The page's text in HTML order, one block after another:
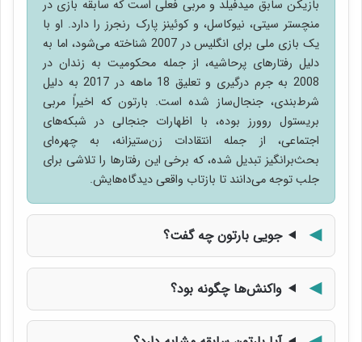
بازیکن سابق میدفیلد و مربی فعلی است که سابقه بازی در
منچستر سیتی، نیوکاسل، و کوئینز پارک رنجرز را دارد. او با
یک بازی ملی برای انگلیس در 2007 شناخته می‌شود، اما به
دلیل رفتارهای پرحاشیه، از جمله محکومیت به زندان در
2008 به جرم درگیری و تعلیق 18 ماهه در 2017 به دلیل
شرط‌بندی، جنجال‌ساز شده است. بارتون که اخیراً مربی
بریستول روورز بوده، با اظهارات جنجالی در شبکه‌های
اجتماعی، از جمله انتقادات زن‌ستیزانه، به چهره‌ای
بحث‌برانگیز تبدیل شده، که برخی این رفتارها را تلاشی برای
جلب توجه می‌دانند تا بازتاب واقعی دیدگاه‌هایش.
جویی بارتون چه گفت؟
واکنش‌ها چگونه بود؟